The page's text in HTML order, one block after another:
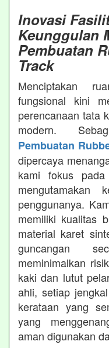
Inovasi
Keunggulan
Pembuatan
Track
Menciptakan
fungsional kini
perencanaan tata
modern.
Pembuatan
dipercaya
kami fokus
mengutamakan
penggunanya.
memiliki kualitas
material karet
guncangan
meminimalkan
kaki dan lutut
ahli, setiap
kerataan yang
yang
aman digunakan